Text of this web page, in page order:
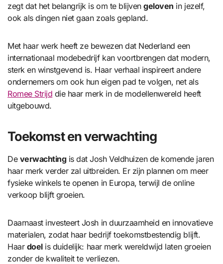
zegt dat het belangrijk is om te blijvengeloven in jezelf,
ook als dingen niet gaan zoals gepland.
Met haar werk heeft ze bewezen dat Nederland een
internationaal modebedrijf kan voortbrengen dat modern,
sterk en winstgevend is. Haar verhaal inspireert andere
ondernemers om ook hun eigen pad te volgen, net als
Romee Strijd die haar merk in de modellenwereld heeft
uitgebouwd.
Toekomst en verwachting
De verwachtingis dat Josh Veldhuizen de komende jaren
haar merk verder zal uitbreiden. Er zijn plannen om meer
fysieke winkels te openen in Europa, terwijl de online
verkoop blijft groeien.
Daarnaast investeert Josh in duurzaamheid en innovatieve
materialen, zodat haar bedrijf toekomstbestendig blijft.
Haar doelis duidelijk: haar merk wereldwijd laten groeien
zonder de kwaliteit te verliezen.